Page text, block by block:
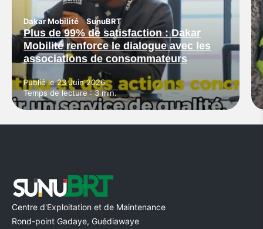
Plus de 99% de satisfaction : Dakar
Mobilité renforce le dialogue avec les
associations de consommateurs
Dakar Mobilité SunuBRT
Publié le 23 Juin 2026
Temps de lecture : 3 min.
Centre d'Exploitation et de Maintenance
Rond-point Gadaye, Guédiawaye